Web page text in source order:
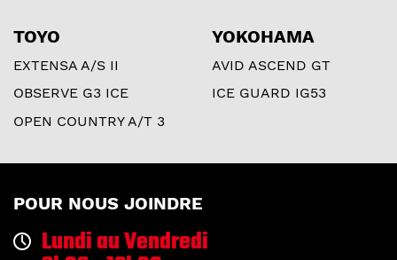
TOYO
EXTENSA A/S II
OBSERVE G3 ICE
OPEN COUNTRY A/T 3
YOKOHAMA
AVID ASCEND GT
ICE GUARD IG53
POUR NOUS JOINDRE
Lundi au Vendredi